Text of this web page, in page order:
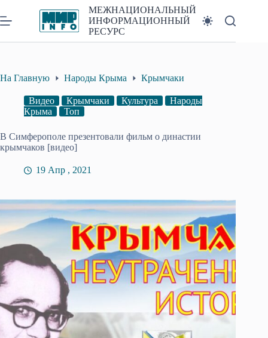
к
сути
МЕЖНАЦИОНАЛЬНЫЙ
ИНФОРМАЦИОННЫЙ
РЕСУРС
На Главную Народы Крыма Крымчаки
Видео Крымчаки Культура
Народы
Крыма
Топ
В Симферополе презентовали фильм о династии
крымчаков [видео]
19 Апр , 2021